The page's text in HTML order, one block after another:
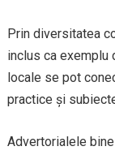
Prin diversitatea
inclus ca exemplu
locale se pot
practice și
Advertorialele